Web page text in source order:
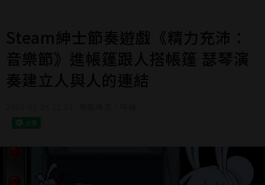
Steam紳士節奏遊戲《精力充沛：
音樂節》進帳篷跟人搭帳篷 瑟琴演
奏建立人與人的連結